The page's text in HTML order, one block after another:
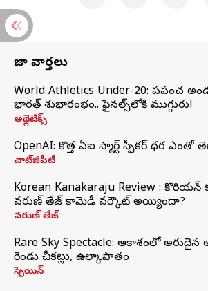
తాజా వార్తలు
World Athletics Under-20: ప్రపంచ
భారత్‌ శుభారంభం.. ఫైనల్స్‌లోకి ముగ్గురు!
అథ్లెటిక్స్
OpenAI: కొత్త ఏఐ స్మార్ట్ స్పీకర్ ధర ఎంతో
చాట్‌జీపీటీ
Korean Kanakaraju Review : కొరియన్
వరుణ్ తేజ్ కామెడీ వర్కౌట్ అయ్యిందా?
వరుణ్ తేజ్
Rare Sky Spectacle: ఆకాశంలో అరుదైన
రెండు చీకట్లు, ఉల్కాపాతం
స్పెయిన్